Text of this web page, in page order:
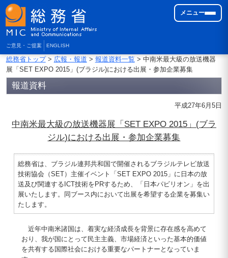
ご意見・ご提案 ENGLISH
メニュー
総務省トップ> 広報・報道 > 報道資料一覧> 中南米最大級の放送機器
展「SET EXPO 2015」(ブラジル)における出展・参加企業募集
報道資料
平成27年6月5日
中南米最大級の放送機器展「SET EXPO 2015」(ブラ
ジル)における出展・参加企業募集
総務省は、ブラジル連邦共和国で開催されるブラジルテレビ放送
技術協会（SET）主催イベント「SET EXPO 2015」に日本の放
送及び関連するICT技術をPRするため、「日本パビリオン」を出
展いたします。同ブース内において出展を希望する企業を募集い
たします。
近年中南米諸国は、着実な経済成長を背景に存在感を高めて
おり、我が国にとって民主主義、市場経済といった基本的価値
を共有する国際社会における重要なパートナーとなっていま